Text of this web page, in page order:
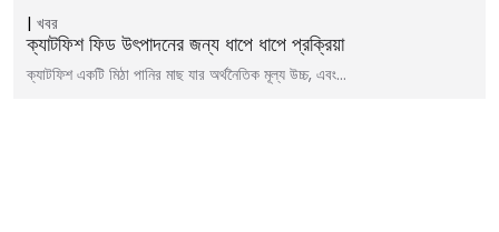
খবর
ক্যাটফিশ ফিড উৎপাদনের জন্য ধাপে ধাপে প্রক্রিয়া
ক্যাটফিশ একটি মিঠা পানির মাছ যার অর্থনৈতিক মূল্য উচ্চ, এবং…